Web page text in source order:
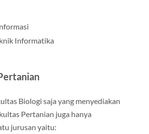
Informatika
Biologi saja yang menyediakan
Pertanian juga hanya
jurusan yaitu: